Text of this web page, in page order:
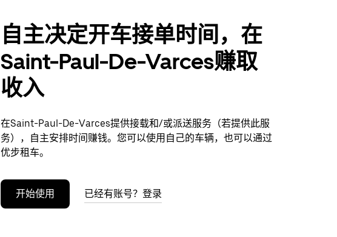
自主决定开车接单时间，在
Saint-Paul-De-Varces赚取
收入
在Saint-Paul-De-Varces提供接载和/或派送服务（若提供此服
务），自主安排时间赚钱。您可以使用自己的车辆，也可以通过
优步租车。
开始使用 已经有账号？登录